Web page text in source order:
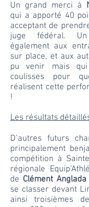
Un grand merci à
qui a apporté 40
acceptant de
juge fédéral.
également aux
sur place, et aux
pu venir mais
coulisses pour
réalisent cette
!
Les résultats
D’autres futurs
principalement
compétition à
régionale
de Clément Anglada
se classer devant
ainsi troisièmes